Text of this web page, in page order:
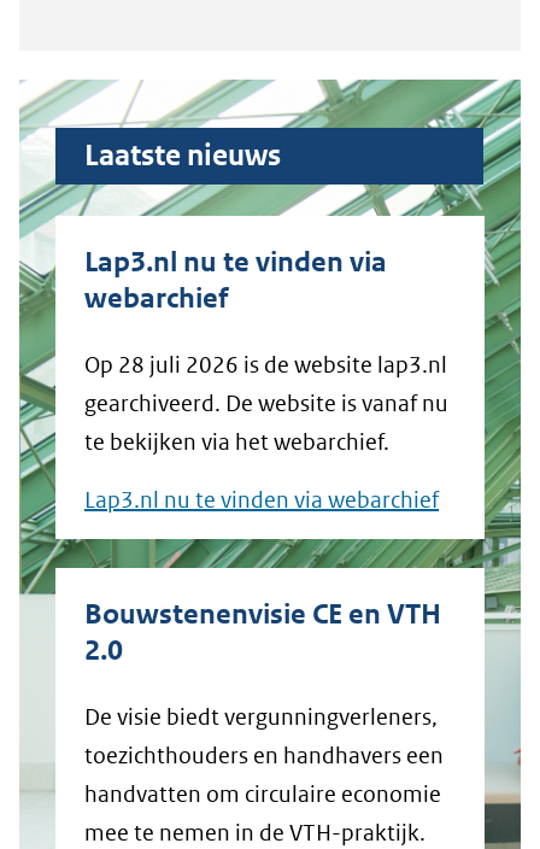
Laatste nieuws
Lap3.nl nu te vinden via
webarchief
Op 28 juli 2026 is de website lap3.nl
gearchiveerd. De website is vanaf nu
te bekijken via het webarchief.
Lap3.nl nu te vinden via webarchief
Bouwstenenvisie CE en VTH
2.0
De visie biedt vergunningverleners,
toezichthouders en handhavers een
handvatten om circulaire economie
mee te nemen in de VTH-praktijk.